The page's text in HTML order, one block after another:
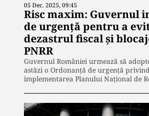
05 Dec. 2025, 09:45
Risc maxim: Guvernul
de urgență pentru a
dezastrul fiscal și
PNRR
Guvernul României urmează să
astăzi o Ordonanță de urgență privind
implementarea Planului Național de